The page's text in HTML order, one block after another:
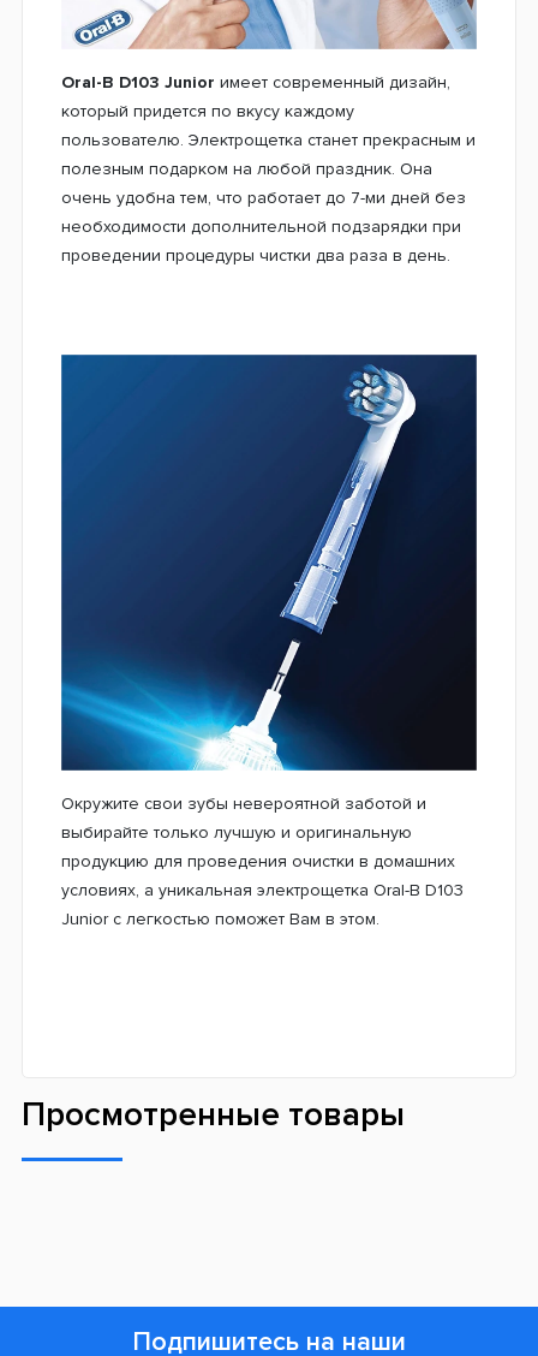
Oral-B D103 Junior имеет современный дизайн,
который придется по вкусу каждому
пользователю. Электрощетка станет прекрасным и
полезным подарком на любой праздник. Она
очень удобна тем, что работает до 7-ми дней без
необходимости дополнительной подзарядки при
проведении процедуры чистки два раза в день.
Окружите свои зубы невероятной заботой и
выбирайте только лучшую и оригинальную
продукцию для проведения очистки в домашних
условиях, а уникальная электрощетка Oral-B D103
Junior с легкостью поможет Вам в этом.
Просмотренные товары
Подпишитесь на наши